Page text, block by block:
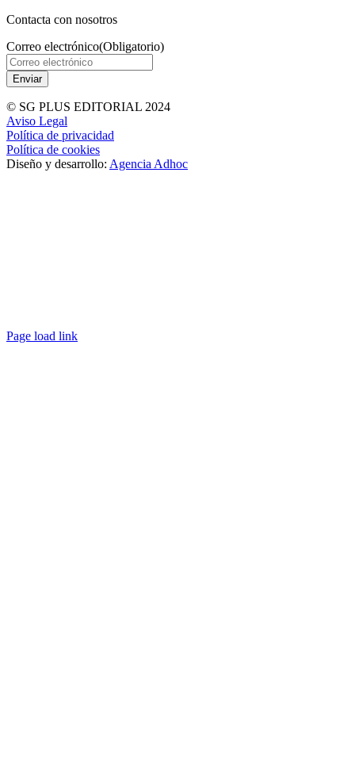
Contacta con nosotros
Correo electrónico(Obligatorio)
© SG PLUS EDITORIAL 2024
Aviso Legal
Política de privacidad
Política de cookies
Diseño y desarrollo: Agencia Adhoc
Page load link